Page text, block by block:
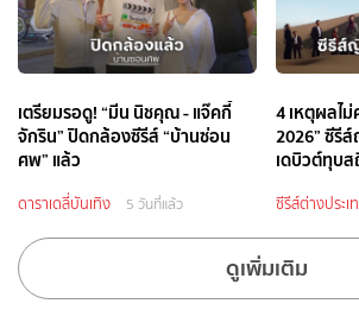
เตรียมรอดู! “มีน นิชคุณ - แจ๊คกี้
จักริน” ปิดกล้องซีรีส์ “บ้านซ่อน
ศพ” แล้ว
ดาราเดลี่บันเทิง 5 วันที่แล้ว
4 เหตุผลไ
2026” ซีรี
เดบิวต์ทุบส
ซีรีส์ต่างประเ
ดูเพิ่มเติม